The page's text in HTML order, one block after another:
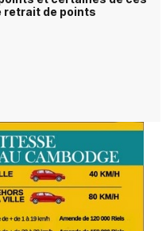
retrait de points